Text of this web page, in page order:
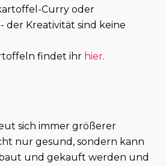
Curry oder
Kreativität sind keine
findet ihr hier.
sich immer größerer
nur gesund, sondern kann
und gekauft werden und